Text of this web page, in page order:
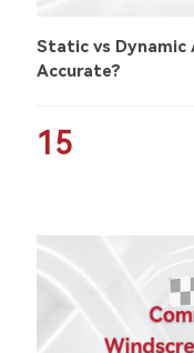
Static vs Dynamic
Accurate?
15